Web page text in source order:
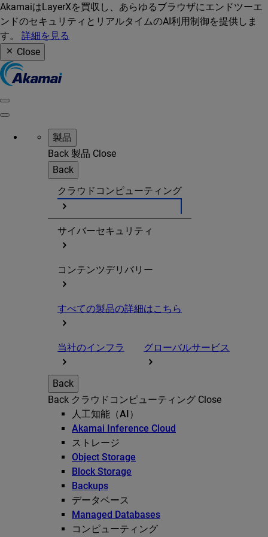
AkamaiはLayerXを買収し、あらゆるブラウザにエンドツーエ
ンドのセキュリティとリアルタイムのAI利用制御を提供しま
す。 詳細を見る
Close
製品
Back 製品 Close
Back
クラウドコンピューティング
サイバーセキュリティ
コンテンツデリバリー
すべての製品の詳細はこちら
当社のインフラ グローバルサービス
Back
Back クラウドコンピューティング Close
人工知能（AI）
Akamai Inference Cloud
ストレージ
Object Storage
Block Storage
Backups
データベース
Managed Databases
コンピューティング